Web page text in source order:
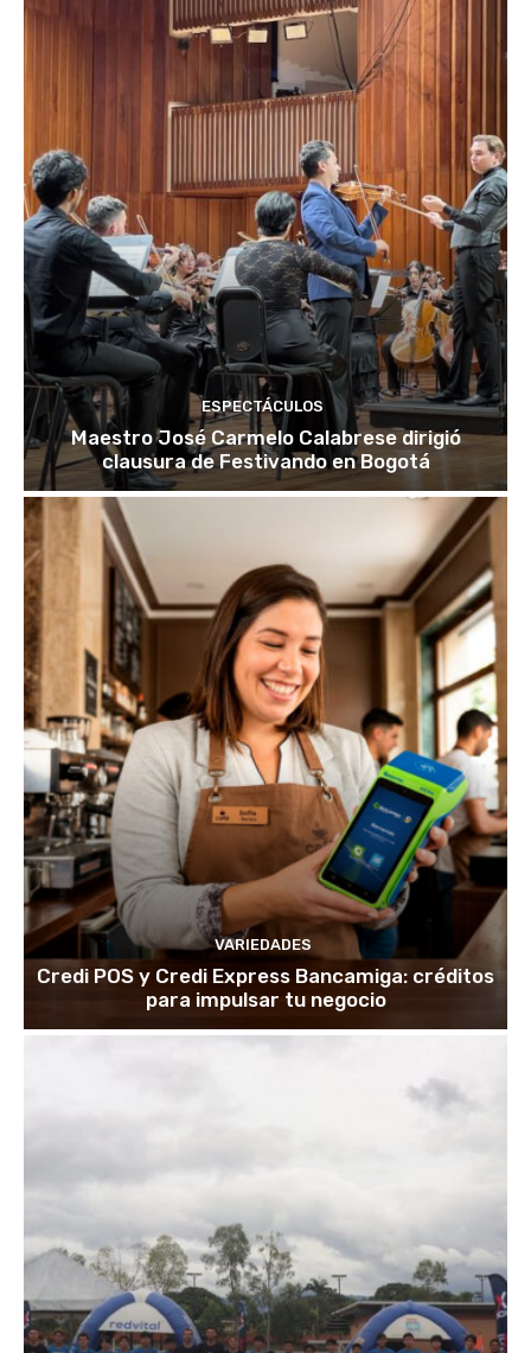
ESPECTÁCULOS
Maestro José Carmelo Calabrese dirigió
clausura de Festivando en Bogotá
VARIEDADES
Credi POS y Credi Express Bancamiga: créditos
para impulsar tu negocio